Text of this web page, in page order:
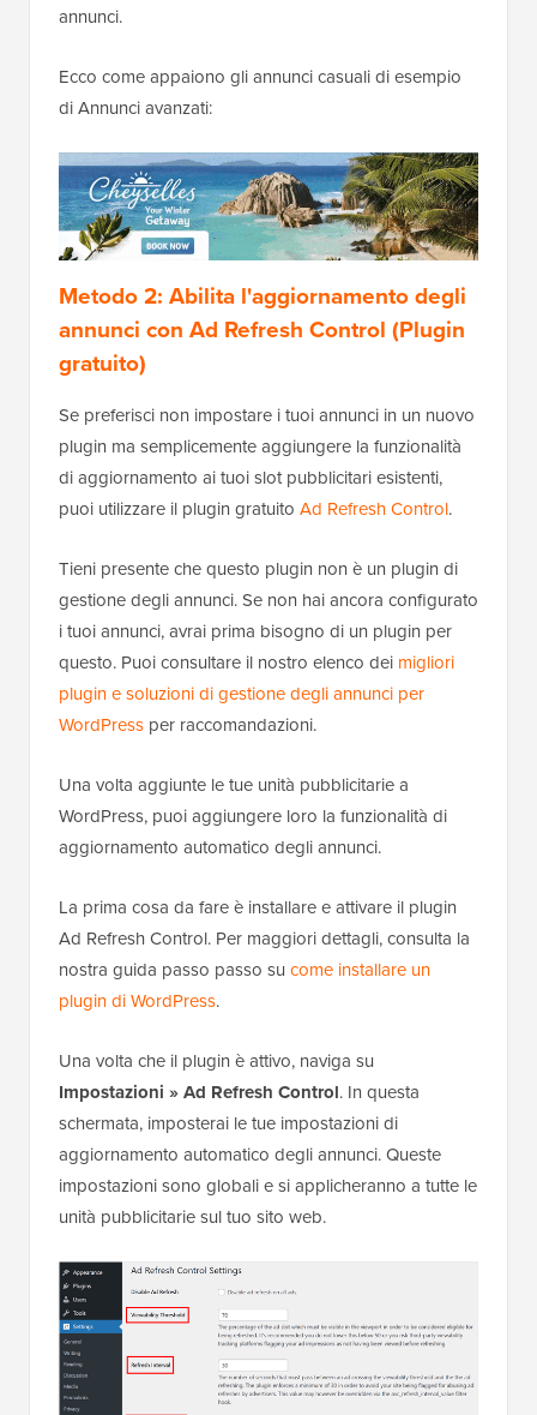
annunci.
Ecco come appaiono gli annunci casuali di esempio
di Annunci avanzati:
Metodo 2: Abilita l'aggiornamento degli
annunci con Ad Refresh Control (Plugin
gratuito)
Se preferisci non impostare i tuoi annunci in un nuovo
plugin ma semplicemente aggiungere la funzionalità
di aggiornamento ai tuoi slot pubblicitari esistenti,
puoi utilizzare il plugin gratuito Ad Refresh Control.
Tieni presente che questo plugin non è un plugin di
gestione degli annunci. Se non hai ancora configurato
i tuoi annunci, avrai prima bisogno di un plugin per
questo. Puoi consultare il nostro elenco dei migliori
plugin e soluzioni di gestione degli annunci per
WordPress per raccomandazioni.
Una volta aggiunte le tue unità pubblicitarie a
WordPress, puoi aggiungere loro la funzionalità di
aggiornamento automatico degli annunci.
La prima cosa da fare è installare e attivare il plugin
Ad Refresh Control. Per maggiori dettagli, consulta la
nostra guida passo passo su come installare un
plugin di WordPress.
Una volta che il plugin è attivo, naviga su
Impostazioni » Ad Refresh Control. In questa
schermata, imposterai le tue impostazioni di
aggiornamento automatico degli annunci. Queste
impostazioni sono globali e si applicheranno a tutte le
unità pubblicitarie sul tuo sito web.